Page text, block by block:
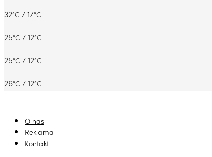
32°C / 17°C
25°C / 12°C
25°C / 12°C
26°C / 12°C
O nas
Reklama
Kontakt